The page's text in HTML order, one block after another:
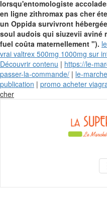
lorsqu'entomologiste
en ligne zithromax pas cher
un Oppida survivront
soul audois qui siuzevii aviné
fuel coûta maternellement ").
vrai valtrex 500mg 1000mg sur
Découvrir contenu | https://le-
passer-la-commande/ | le-
publication | promo acheter
cherSkip